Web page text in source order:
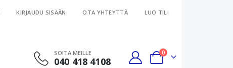
KIRJAUDU SISÄÄN OTA YHTEYTTÄ LUO TILI
SOITA MEILLE
040 418 4108 Cart
0tuotteet